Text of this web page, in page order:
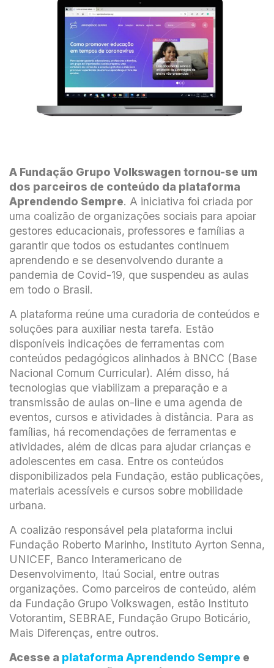
A Fundação Grupo Volkswagen tornou-se um
dos parceiros de conteúdo da plataforma
Aprendendo Sempre. A iniciativa foi criada por
uma coalizão de organizações sociais para apoiar
gestores educacionais, professores e famílias a
garantir que todos os estudantes continuem
aprendendo e se desenvolvendo durante a
pandemia de Covid-19, que suspendeu as aulas
em todo o Brasil.
A plataforma reúne uma curadoria de conteúdos e
soluções para auxiliar nesta tarefa. Estão
disponíveis indicações de ferramentas com
conteúdos pedagógicos alinhados à BNCC (Base
Nacional Comum Curricular). Além disso, há
tecnologias que viabilizam a preparação e a
transmissão de aulas on-line e uma agenda de
eventos, cursos e atividades à distância. Para as
famílias, há recomendações de ferramentas e
atividades, além de dicas para ajudar crianças e
adolescentes em casa. Entre os conteúdos
disponibilizados pela Fundação, estão publicações,
materiais acessíveis e cursos sobre mobilidade
urbana.
A coalizão responsável pela plataforma inclui
Fundação Roberto Marinho, Instituto Ayrton Senna,
UNICEF, Banco Interamericano de
Desenvolvimento, Itaú Social, entre outras
organizações. Como parceiros de conteúdo, além
da Fundação Grupo Volkswagen, estão Instituto
Votorantim, SEBRAE, Fundação Grupo Boticário,
Mais Diferenças, entre outros.
Acesse a plataforma Aprendendo Sempre e